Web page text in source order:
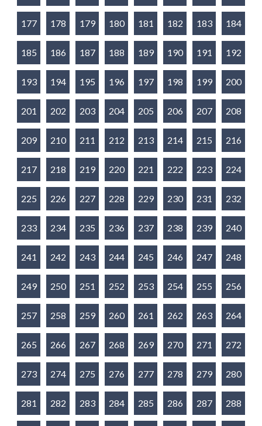
177 178 179 180 181 182 183 184
185 186 187 188 189 190 191 192
193 194 195 196 197 198 199 200
201 202 203 204 205 206 207 208
209 210 211 212 213 214 215 216
217 218 219 220 221 222 223 224
225 226 227 228 229 230 231 232
233 234 235 236 237 238 239 240
241 242 243 244 245 246 247 248
249 250 251 252 253 254 255 256
257 258 259 260 261 262 263 264
265 266 267 268 269 270 271 272
273 274 275 276 277 278 279 280
281 282 283 284 285 286 287 288